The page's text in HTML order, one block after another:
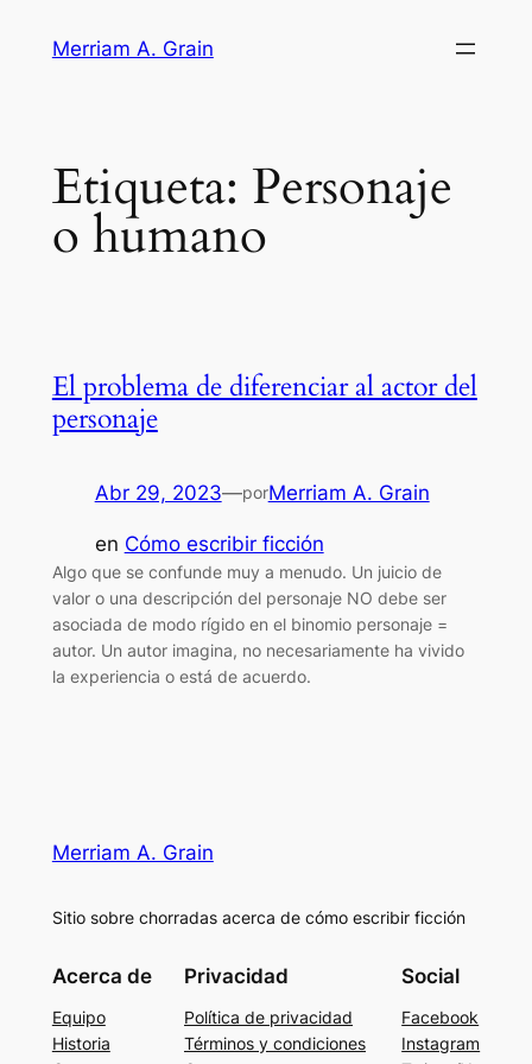
Merriam A. Grain
Etiqueta: Personaje
o humano
El problema de diferenciar al actor del
personaje
Abr 29, 2023—porMerriam A. Grain
en Cómo escribir ficción
Algo que se confunde muy a menudo. Un juicio de
valor o una descripción del personaje NO debe ser
asociada de modo rígido en el binomio personaje =
autor. Un autor imagina, no necesariamente ha vivido
la experiencia o está de acuerdo.
Merriam A. Grain
Sitio sobre chorradas acerca de cómo escribir ficción
Acerca de
Equipo
Historia
Privacidad
Política de privacidad
Términos y condiciones
Social
Facebook
Instagram